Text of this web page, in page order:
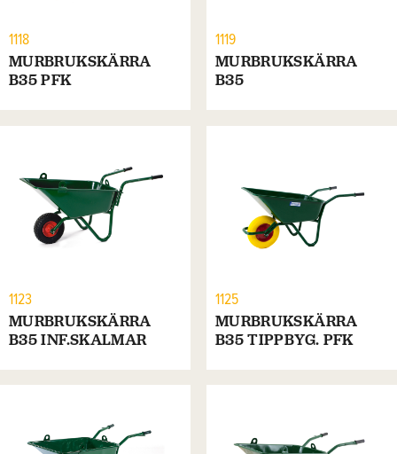
1118
MURBRUKSKÄRRA
B35 PFK
1119
MURBRUKSKÄRRA
B35
1123
MURBRUKSKÄRRA
B35 INF.SKALMAR
1125
MURBRUKSKÄRRA
B35 TIPPBYG. PFK